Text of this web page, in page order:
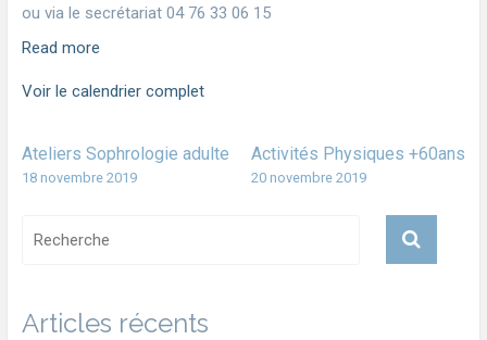
ou via le secrétariat 04 76 33 06 15
Read more
Voir le calendrier complet
Ateliers Sophrologie adulte
18 novembre 2019
Activités Physiques +60ans
20 novembre 2019
Articles récents